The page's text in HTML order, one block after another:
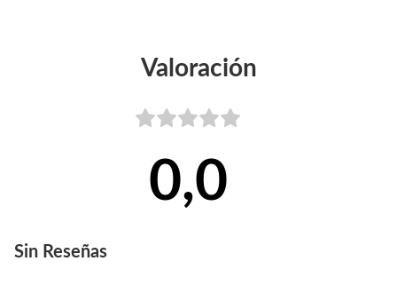
Valoración
0,0
Sin Reseñas